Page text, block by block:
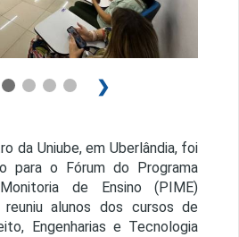
❯
da Uniube, em Uberlândia, foi
para o Fórum do Programa
de Ensino (PIME)
alunos dos cursos de
Engenharias e Tecnologia